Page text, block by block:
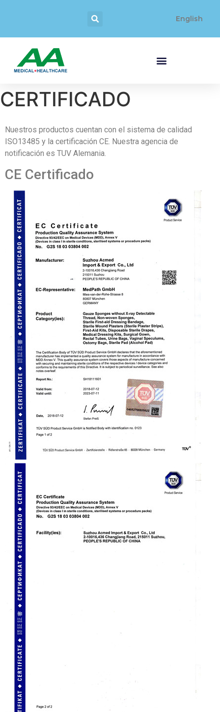
English
CERTIFICADO
Nuestros productos cuentan con el sistema de calidad
ISO13485 y la certificación CE. Nuestra agencia de
notificación es TUV Alemania.
CE Certificado